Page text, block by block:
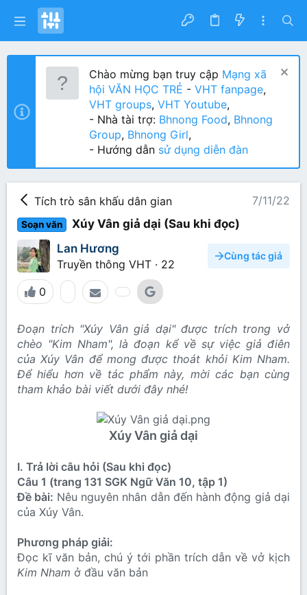
Chào mừng bạn truy cập Mạng xã
hội VĂN HỌC TRẺ - VHT fanpage,
VHT groups, VHT Youtube,
- Nhà tài trợ: Bhnong Food, Bhnong
Group, Bhnong Girl,
- Hướng dẫn sử dụng diễn đàn
Tích trò sân khấu dân gian 7/11/22
Soạn văn
Xúy Vân giả dại (Sau khi đọc)
Lan Hương
Truyền thông VHT · 22
Cùng tác giả
0
Đoạn trích "Xúy Vân giả dại" được trích trong vở
chèo "Kim Nham", là đoạn kể về sự việc giả điên
của Xúy Vân để mong được thoát khỏi Kim Nham.
Để hiểu hơn về tác phẩm này, mời các bạn cùng
tham khảo bài viết dưới đây nhé!
Xúy Vân giả dại
I. Trả lời câu hỏi (Sau khi đọc)
Câu 1 (trang 131 SGK Ngữ Văn 10, tập 1)
Đề bài: Nêu nguyên nhân dẫn đến hành động giả dại
của Xúy Vân.
Phương pháp giải:
Đọc kĩ văn bản, chú ý tới phần trích dẫn về vở kịch
Kim Nham ở đầu văn bản